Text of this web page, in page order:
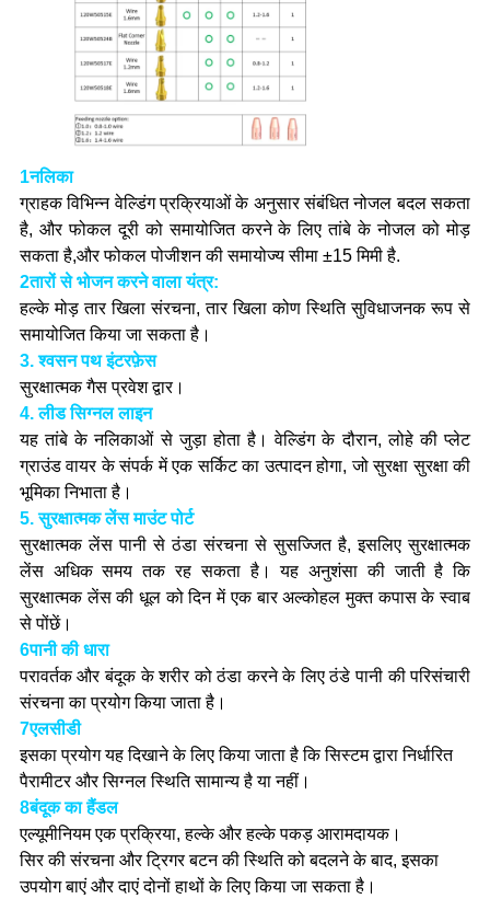
1नलिका
ग्राहक विभिन्न वेल्डिंग प्रक्रियाओं के अनुसार संबंधित नोजल बदल सकता
है, और फोकल दूरी को समायोजित करने के लिए तांबे के नोजल को मोड़
सकता है,और फोकल पोजीशन की समायोज्य सीमा ±15 मिमी है.
2तारों से भोजन करने वाला यंत्र:
हल्के मोड़ तार खिला संरचना, तार खिला कोण स्थिति सुविधाजनक रूप से
समायोजित किया जा सकता है।
3. श्वसन पथ इंटरफ़ेस
सुरक्षात्मक गैस प्रवेश द्वार।
4. लीड सिग्नल लाइन
यह तांबे के नलिकाओं से जुड़ा होता है। वेल्डिंग के दौरान, लोहे की प्लेट
ग्राउंड वायर के संपर्क में एक सर्किट का उत्पादन होगा, जो सुरक्षा सुरक्षा की
भूमिका निभाता है।
5. सुरक्षात्मक लेंस माउंट पोर्ट
सुरक्षात्मक लेंस पानी से ठंडा संरचना से सुसज्जित है, इसलिए सुरक्षात्मक
लेंस अधिक समय तक रह सकता है। यह अनुशंसा की जाती है कि
सुरक्षात्मक लेंस की धूल को दिन में एक बार अल्कोहल मुक्त कपास के स्वाब
से पोंछें।
6पानी की धारा
परावर्तक और बंदूक के शरीर को ठंडा करने के लिए ठंडे पानी की परिसंचारी
संरचना का प्रयोग किया जाता है।
7एलसीडी
इसका प्रयोग यह दिखाने के लिए किया जाता है कि सिस्टम द्वारा निर्धारित
पैरामीटर और सिग्नल स्थिति सामान्य है या नहीं।
8बंदूक का हैंडल
एल्यूमीनियम एक प्रक्रिया, हल्के और हल्के पकड़ आरामदायक।
सिर की संरचना और ट्रिगर बटन की स्थिति को बदलने के बाद, इसका
उपयोग बाएं और दाएं दोनों हाथों के लिए किया जा सकता है।